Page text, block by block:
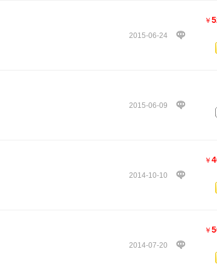
2015-06-24
￥
2015-06-09
2014-10-10
￥
2014-07-20
￥